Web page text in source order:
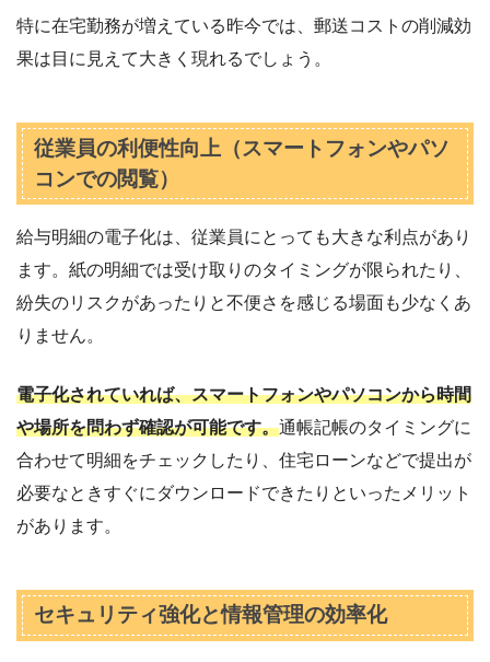
特に在宅勤務が増えている昨今では、郵送コストの削減効
果は目に見えて大きく現れるでしょう。
従業員の利便性向上（スマートフォンやパソ
コンでの閲覧）
給与明細の電子化は、従業員にとっても大きな利点があり
ます。紙の明細では受け取りのタイミングが限られたり、
紛失のリスクがあったりと不便さを感じる場面も少なくあ
りません。
電子化されていれば、スマートフォンやパソコンから時間
や場所を問わず確認が可能です。通帳記帳のタイミングに
合わせて明細をチェックしたり、住宅ローンなどで提出が
必要なときすぐにダウンロードできたりといったメリット
があります。
セキュリティ強化と情報管理の効率化